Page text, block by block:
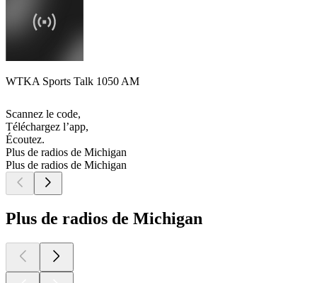
WTKA Sports Talk 1050 AM
Scannez le code,
Téléchargez l’app,
Écoutez.
Plus de radios de Michigan
Plus de radios de Michigan
Plus de radios de Michigan